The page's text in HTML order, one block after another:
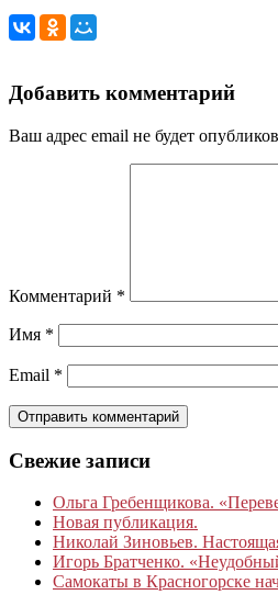
Добавить комментарий
Ваш адрес email не будет
Комментарий *
Имя *
Email *
Свежие записи
Ольга Гребенщикова.
Новая публикация.
Николай Зиновьев.
Игорь Братченко.
Самокаты в Красногорске